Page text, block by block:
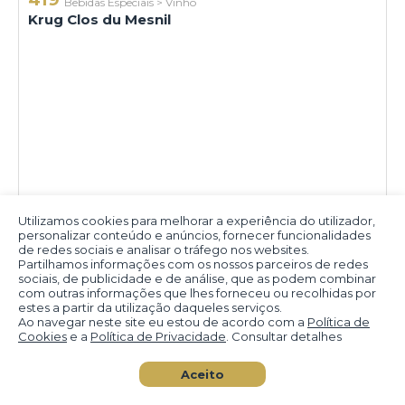
Utilizamos cookies para melhorar a experiência do utilizador,
personalizar conteúdo e anúncios, fornecer funcionalidades
de redes sociais e analisar o tráfego nos websites.
Partilhamos informações com os nossos parceiros de redes
sociais, de publicidade e de análise, que as podem combinar
com outras informações que lhes forneceu ou recolhidas por
estes a partir da utilização daqueles serviços.
Ao navegar neste site eu estou de acordo com a Política de
Cookies e a Política de Privacidade . Consultar detalhes
Aceito
Krug Clos du Mesnil